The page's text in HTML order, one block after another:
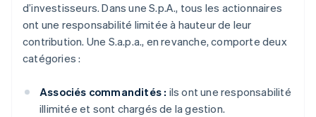
d’investisseurs. Dans une S.p.A., tous les actionnaires
ont une responsabilité limitée à hauteur de leur
contribution. Une S.a.p.a., en revanche, comporte deux
catégories :
Associés commandités : ils ont une responsabilité
illimitée et sont chargés de la gestion.